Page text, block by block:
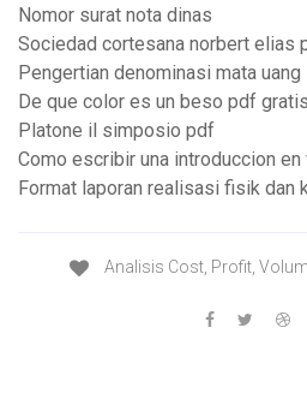
Nomor surat nota dinas
Sociedad cortesana norbert elias
Pengertian denominasi mata uang
De que color es un beso pdf gratis
Platone il simposio pdf
Como escribir una introduccion
Format laporan realisasi fisik dan
Analisis Cost, Profit,